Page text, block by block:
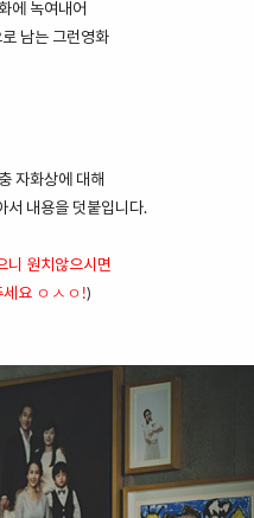
에 녹여 내어
남는 그런영화
자화상에 대해
서 내용을 덧붙입니다.
니 원치않으시면
세요 ㅇㅅㅇ!)